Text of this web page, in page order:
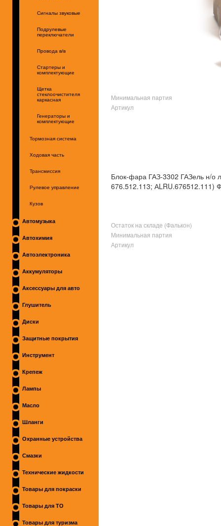
Сигналы звуковые
Подрулевые
переключатели
Провода в/в
Стартеры и
комплектующие
Щетка
стеклоочистителя
каркасная
Генераторы и
комплектующие
Тормозная система
Ходовая часть
Трансмиссия
Рулевое управление
Кузов
Автомузыка
Автохимия
Автоэлектроника
Аккумуляторы
Аксессуары для авто
Глушитель
Диски
Защитные покрытия
Инструмент
Крепеж
Лампы
Масло
Шланги
Охранные устройства
Смазки
Технические жидкости
Товары для покраски
Товары для ТО
Товары для туризма
Минимальная партия
Артикул
Блок-фара ГАЗ-3302 ГАЗель н/о
676.512.113; АLRU.676512.111)
Остаток на складе (Фалькон)
Минимальная партия
Артикул